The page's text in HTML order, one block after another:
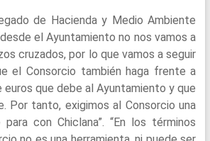
de Hacienda y Medio Ambiente
el Ayuntamiento no nos vamos a
cruzados, por lo que vamos a seguir
el Consorcio también haga frente a
euros que debe al Ayuntamiento y que
Por tanto, exigimos al Consorcio una
con Chiclana”. “En los términos